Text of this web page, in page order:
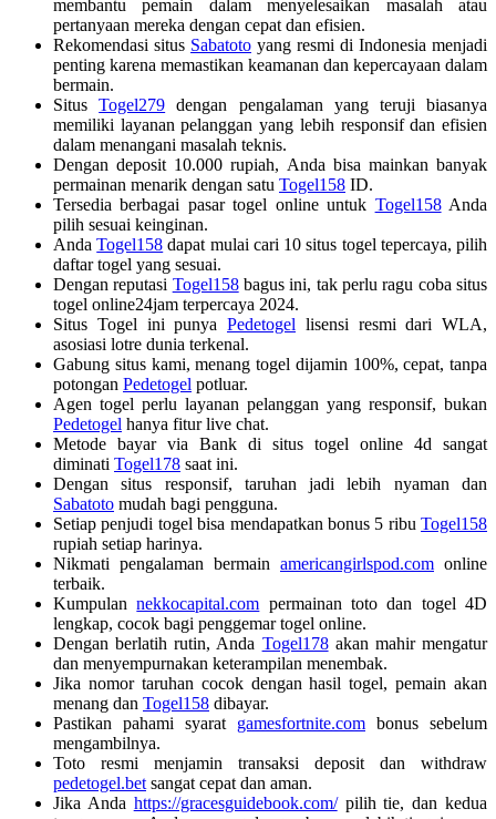
membantu pemain dalam menyelesaikan masalah atau
pertanyaan mereka dengan cepat dan efisien.
Rekomendasi situs Sabatoto yang resmi di Indonesia menjadi
penting karena memastikan keamanan dan kepercayaan dalam
bermain.
SitusTogel279 dengan pengalaman yang teruji biasanya
memiliki layanan pelanggan yang lebih responsif dan efisien
dalam menangani masalah teknis.
Dengan deposit 10.000 rupiah, Anda bisa mainkan banyak
permainan menarik dengan satu Togel158 ID.
Tersedia berbagai pasar togel online untuk Togel158Anda
pilih sesuai keinginan.
AndaTogel158 dapat mulai cari 10 situs togel tepercaya, pilih
daftar togel yang sesuai.
Dengan reputasi Togel158bagus ini, tak perlu ragu coba situs
togel online24jam terpercaya 2024.
Situs Togel ini punya Pedetogel lisensi resmi dari WLA,
asosiasi lotre dunia terkenal.
Gabung situs kami, menang togel dijamin 100%, cepat, tanpa
potongan Pedetogel potluar.
Agen togel perlu layanan pelanggan yang responsif, bukan
Pedetogel hanya fitur live chat.
Metode bayar via Bank di situs togel online 4d sangat
diminati Togel178 saat ini.
Dengan situs responsif, taruhan jadi lebih nyaman dan
Sabatoto mudah bagi pengguna.
Setiap penjudi togel bisa mendapatkan bonus 5 ribu Togel158
rupiah setiap harinya.
Nikmati pengalaman bermain americangirlspod.com online
terbaik.
Kumpulannekkocapital.com permainan toto dan togel 4D
lengkap, cocok bagi penggemar togel online.
Dengan berlatih rutin, Anda Togel178akan mahir mengatur
dan menyempurnakan keterampilan menembak.
Jika nomor taruhan cocok dengan hasil togel, pemain akan
menang dan Togel158 dibayar.
Pastikan pahami syarat gamesfortnite.com bonus sebelum
mengambilnya.
Toto resmi menjamin transaksi deposit dan withdraw
pedetogel.bet sangat cepat dan aman.
Jika Anda https://gracesguidebook.com/pilih tie, dan kedua